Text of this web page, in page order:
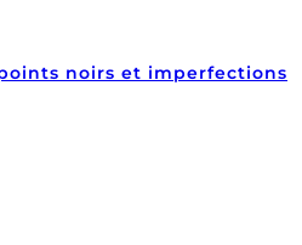
noirs et imperfections